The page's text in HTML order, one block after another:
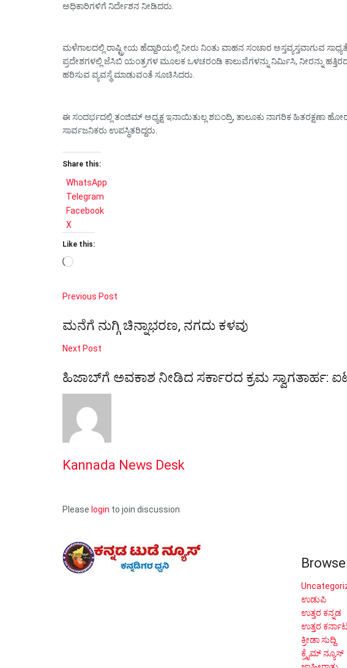
ಅಧಿಕಾರಿಗಳಿಗೆ ನಿರ್ದೇಶನ ನೀಡಿದರು.
ಮಳೆಗಾಲದಲ್ಲಿ ರಾಷ್ಟ್ರೀಯ ಹೆದ್ದಾರಿಯಲ್ಲಿ ನೀರು ನಿಂತು ವಾಹನ ಸಂಚಾರ ಅಸ್ತವ್ಯಸ್ತವಾಗುವ
ಪ್ರದೇಶಗಳಲ್ಲಿ ಜೆಸಿಬಿ ಯಂತ್ರಗಳ ಮೂಲಕ ಒಳಚರಂಡಿ ಕಾಲುವೆಗಳನ್ನು ನಿರ್ಮಿಸಿ, ನೀರನ್ನು
ಹರಿಸುವ ವ್ಯವಸ್ಥೆ ಮಾಡುವಂತೆ ಸೂಚಿಸಿದರು.
ಈ ಸಂದರ್ಭದಲ್ಲಿ ತಂಜಿಮ್ ಅಧ್ಯಕ್ಷ ಇನಾಯಿತುಲ್ಲ ಶಬಂದ್ರಿ, ತಾಲೂಕು ನಾಗರಿಕ ಹಿತರಕ್ಷಣಾ
ಸಾರ್ವಜನಿಕರು ಉಪಸ್ಥಿತರಿದ್ದರು.
Share this:
WhatsApp
Telegram
Facebook
X
Like this:
Loading…
Previous Post
ಮನೆಗೆ ನುಗ್ಗಿ ಚಿನ್ನಾಭರಣ, ನಗದು ಕಳವು
Next Post
ಹಿಜಾಬ್‌ಗೆ ಅವಕಾಶ ನೀಡಿದ ಸರ್ಕಾರದ ಕ್ರಮ ಸ್ವಾಗತಾರ್ಹ:
Kannada News Desk
Please login to join discussion
ಉಡುಪಿ
ಉತ್ತರ ಕನ್ನಡ
ಉತ್ತರ
ಕ್ರೀಡಾ ಸುದ್ದಿ
ಕ್ರೈಮ್ ನ್ಯೂಸ್